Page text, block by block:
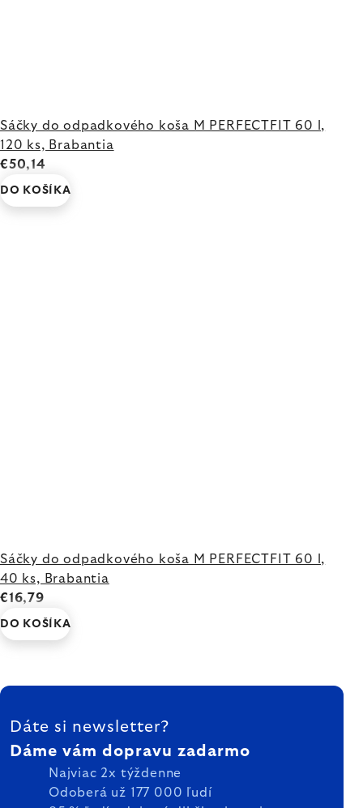
Sáčky do odpadkového koša M PERFECTFIT 60 l,
120 ks, Brabantia
€50,14
DO KOŠÍKA
Sáčky do odpadkového koša M PERFECTFIT 60 l,
40 ks, Brabantia
€16,79
DO KOŠÍKA
ZÁPÄTIE
Dáte si newsletter?
Dáme vám dopravu zadarmo
Najviac 2x týždenne
Odoberá už 177 000 ľudí